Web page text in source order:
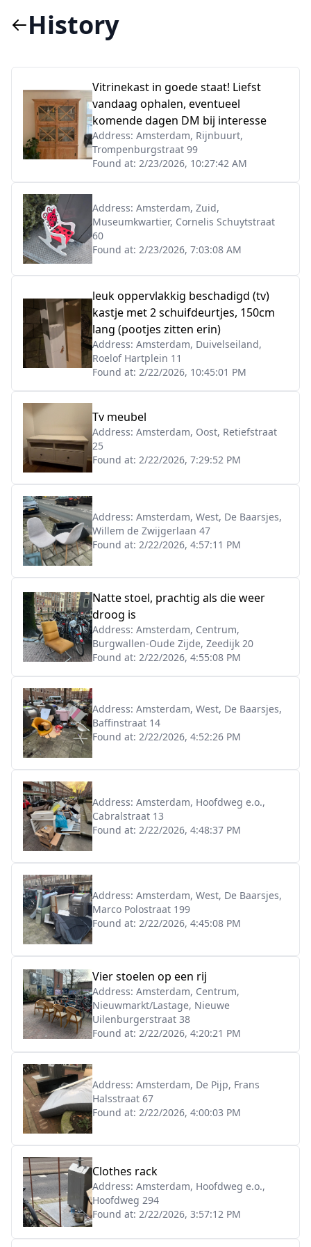
History
Vitrinekast in goede staat! Liefst
vandaag ophalen, eventueel
komende dagen DM bij interesse
Address: Amsterdam, Rijnbuurt,
Trompenburgstraat 99
Found at: 2/23/2026, 10:27:42 AM
Address: Amsterdam, Zuid,
Museumkwartier, Cornelis Schuytstraat
60
Found at: 2/23/2026, 7:03:08 AM
leuk oppervlakkig beschadigd (tv)
kastje met 2 schuifdeurtjes, 150cm
lang (pootjes zitten erin)
Address: Amsterdam, Duivelseiland,
Roelof Hartplein 11
Found at: 2/22/2026, 10:45:01 PM
Tv meubel
Address: Amsterdam, Oost, Retiefstraat
25
Found at: 2/22/2026, 7:29:52 PM
Address: Amsterdam, West, De Baarsjes,
Willem de Zwijgerlaan 47
Found at: 2/22/2026, 4:57:11 PM
Natte stoel, prachtig als die weer
droog is
Address: Amsterdam, Centrum,
Burgwallen-Oude Zijde, Zeedijk 20
Found at: 2/22/2026, 4:55:08 PM
Address: Amsterdam, West, De Baarsjes,
Baffinstraat 14
Found at: 2/22/2026, 4:52:26 PM
Address: Amsterdam, Hoofdweg e.o.,
Cabralstraat 13
Found at: 2/22/2026, 4:48:37 PM
Address: Amsterdam, West, De Baarsjes,
Marco Polostraat 199
Found at: 2/22/2026, 4:45:08 PM
Vier stoelen op een rij
Address: Amsterdam, Centrum,
Nieuwmarkt/Lastage, Nieuwe
Uilenburgerstraat 38
Found at: 2/22/2026, 4:20:21 PM
Address: Amsterdam, De Pijp, Frans
Halsstraat 67
Found at: 2/22/2026, 4:00:03 PM
Clothes rack
Address: Amsterdam, Hoofdweg e.o.,
Hoofdweg 294
Found at: 2/22/2026, 3:57:12 PM